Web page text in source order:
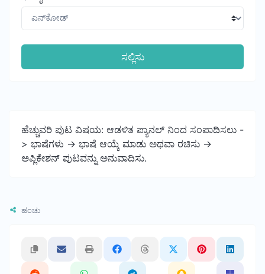
ಸಲ್ಲಿಸು
ಹೆಚ್ಚುವರಿ ಪುಟ ವಿಷಯ: ಆಡಳಿತ ಪ್ಯಾನಲ್ ನಿಂದ ಸಂಪಾದಿಸಲು -
> ಭಾಷೆಗಳು -> ಭಾಷೆ ಆಯ್ಕೆ ಮಾಡು ಅಥವಾ ರಚಿಸು ->
ಅಪ್ಲಿಕೇಶನ್ ಪುಟವನ್ನು ಅನುವಾದಿಸು.
ಹಂಚು